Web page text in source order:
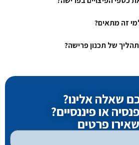
של תכנון פרישה?
שאלה אלינו?
או פיננסיים?
פרטים